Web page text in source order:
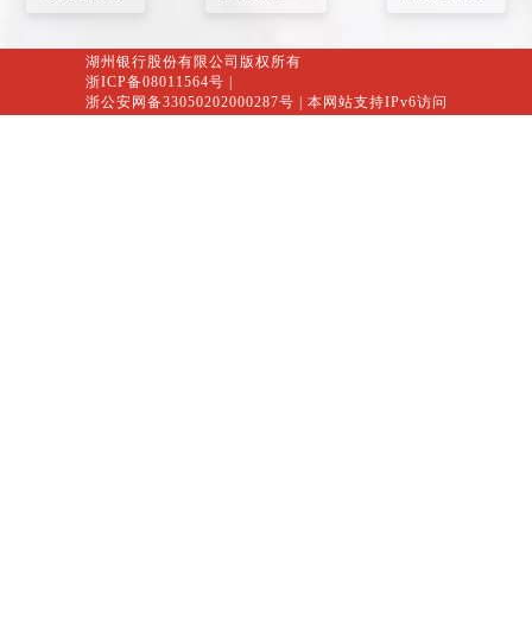
湖州银行股份有限公司版权所有
浙ICP备08011564号 |
浙公安网备33050202000287号 | 本网站支持IPv6访问